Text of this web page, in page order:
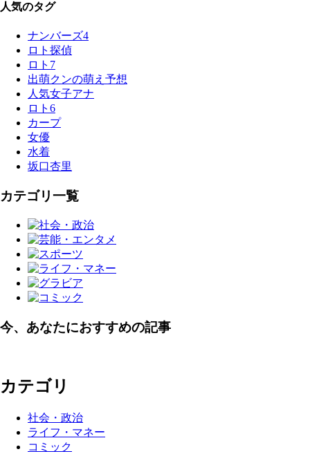
人気のタグ
ナンバーズ4
ロト探偵
ロト7
出萌クンの萌え予想
人気女子アナ
ロト6
カープ
女優
水着
坂口杏里
カテゴリ一覧
今、あなたにおすすめの記事
カテゴリ
社会・政治
ライフ・マネー
コミック